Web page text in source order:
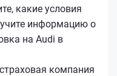
какие условия
информацию о
на Audi в
компания